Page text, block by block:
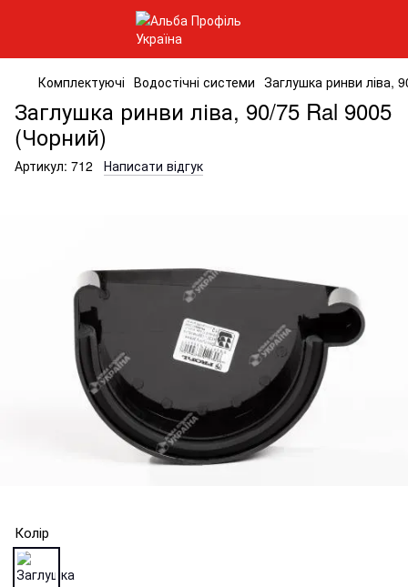
Комплектуючі Водостічні системи Заглушка ринви ліва,
Заглушка ринви ліва, 90/75 Ral 9005
(Чорний)
Артикул: 712 Написати відгук
Колір